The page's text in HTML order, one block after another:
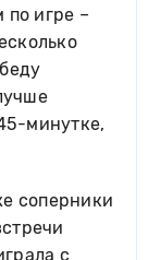
по игре –
минутке,
соперники
с